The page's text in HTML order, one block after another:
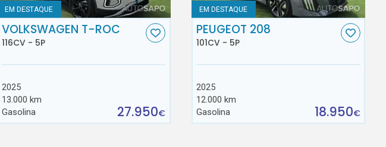
EM DESTAQUE
VOLKSWAGEN T-ROC
116CV - 5P
2025
13.000 km
Gasolina
27.950€
EM DESTAQUE
PEUGEOT 208
101CV - 5P
2025
12.000 km
Gasolina
18.950€